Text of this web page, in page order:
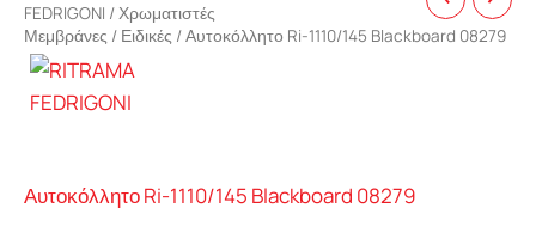
FEDRIGONI /Χρωματιστές
Μεμβράνες / Ειδικές / Αυτοκόλλητο Ri-1110/145 Blackboard 08279
Αυτοκόλλητο Ri-1110/145 Blackboard 08279